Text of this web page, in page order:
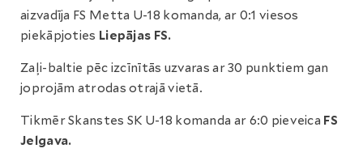
aizvadīja FS Metta U-18 komanda, ar 0:1 viesos
piekāpjoties Liepājas FS.
Zaļi-baltie pēc izcīnītās uzvaras ar 30 punktiem gan
joprojām atrodas otrajā vietā.
Tikmēr Skanstes SK U-18 komanda ar 6:0 pieveica FS
Jelgava.